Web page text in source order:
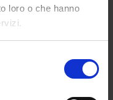
loro o che hanno